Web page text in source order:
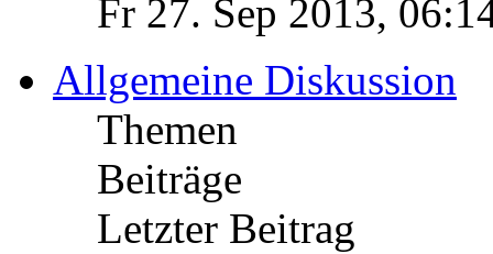
Fr 27. Sep 2013,
Allgemeine Diskussion
Themen
Beiträge
Letzter Beitrag